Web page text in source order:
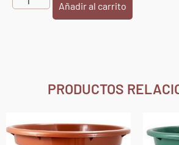
Añadir al carrito
PRODUCTOS